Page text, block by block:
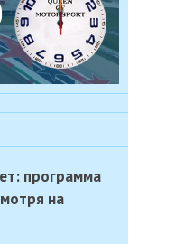
программа
на